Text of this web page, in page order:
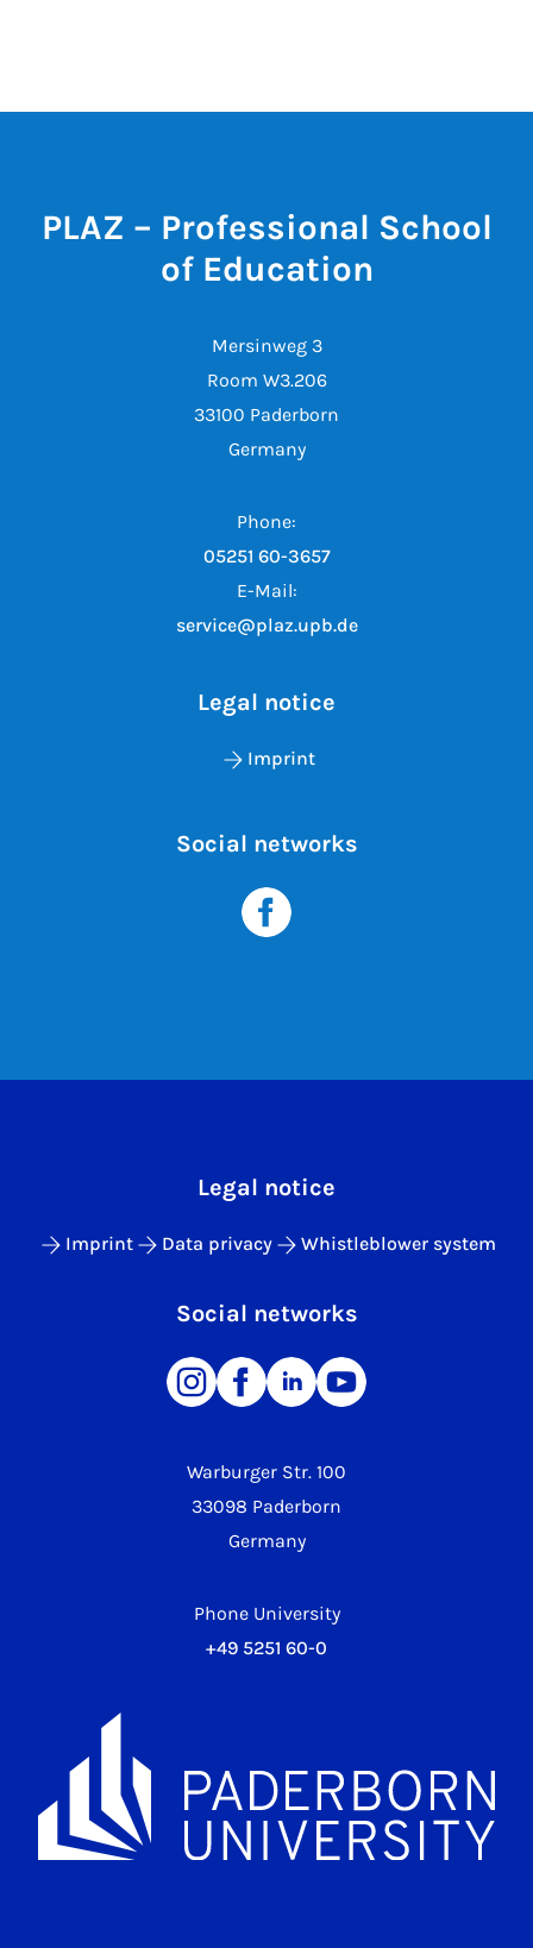
PLAZ – Professional School
of Education
Mersinweg 3
Room W3.206
33100 Paderborn
Germany
Phone:
05251 60-3657
E-Mail:
service@plaz.upb.de
Legal notice
Imprint
Social networks
Warburger Str. 100
33098 Paderborn
Germany
Phone University
+49 5251 60-0
Legal notice
Imprint Data privacy Whistleblower system
Social networks